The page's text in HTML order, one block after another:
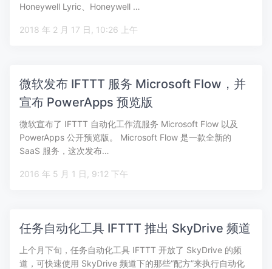
Honeywell Lyric、Honeywell …
2018 年 2 月 17 日, 10:26 上午
微软发布 IFTTT 服务 Microsoft Flow，并
宣布 PowerApps 预览版
微软宣布了 IFTTT 自动化工作流服务 Microsoft Flow 以及
PowerApps 公开预览版。 Microsoft Flow 是一款全新的
SaaS 服务，这次发布…
2016 年 5 月 1 日, 9:12 下午
任务自动化工具 IFTTT 推出 SkyDrive 频道
上个月下旬，任务自动化工具 IFTTT 开放了 SkyDrive 的频
道，可快速使用 SkyDrive 频道下的那些“配方”来执行自动化